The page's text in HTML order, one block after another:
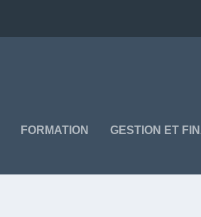
FORMATION GESTION ET